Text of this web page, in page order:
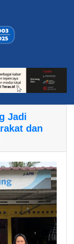
Jadi
dan